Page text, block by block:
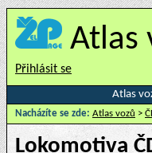
Atlas
Přihlásit se
Atlas
Nacházíte se zde: Atlas vozů >
Lokomotiva